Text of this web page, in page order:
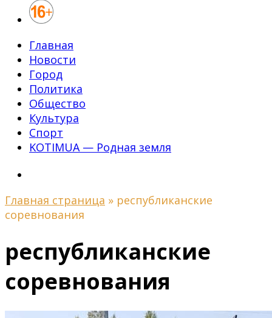
Главная
Новости
Город
Политика
Общество
Культура
Спорт
KOTIMUA — Родная земля
Главная страница » республиканские
соревнования
республиканские
соревнования